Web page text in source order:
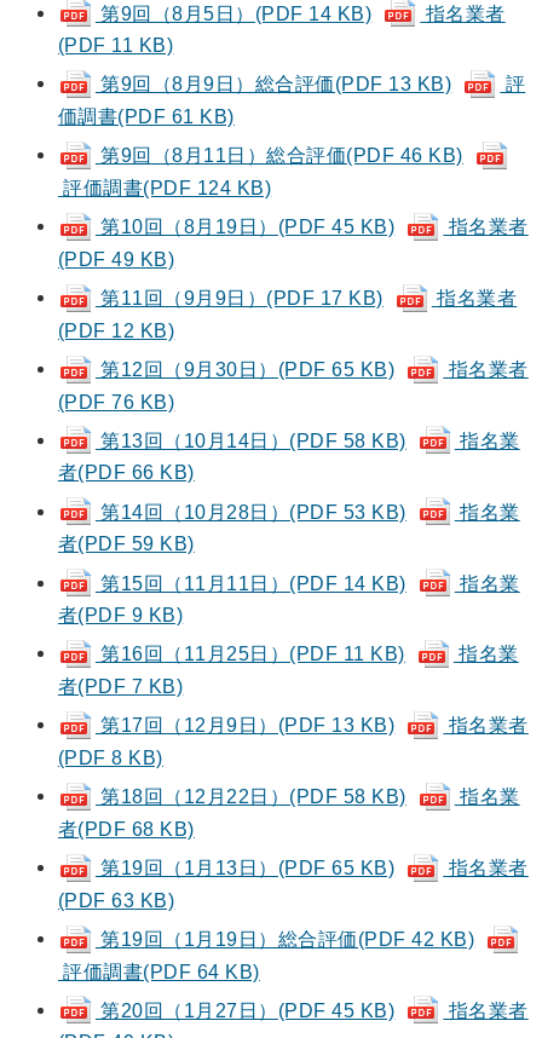
第9回（8月5日）(PDF 14 KB)
指名業者
(PDF 11 KB)
第9回（8月9日）総合評価(PDF 13 KB)
評
価調書(PDF 61 KB)
第9回（8月11日）総合評価(PDF 46 KB)
評価調書(PDF 124 KB)
第10回（8月19日）(PDF 45 KB)
指名業者
(PDF 49 KB)
第11回（9月9日）(PDF 17 KB)
指名業者
(PDF 12 KB)
第12回（9月30日）(PDF 65 KB)
指名業者
(PDF 76 KB)
第13回（10月14日）(PDF 58 KB)
指名業
者(PDF 66 KB)
第14回（10月28日）(PDF 53 KB)
指名業
者(PDF 59 KB)
第15回（11月11日）(PDF 14 KB)
指名業
者(PDF 9 KB)
第16回（11月25日）(PDF 11 KB)
指名業
者(PDF 7 KB)
第17回（12月9日）(PDF 13 KB)
指名業者
(PDF 8 KB)
第18回（12月22日）(PDF 58 KB)
指名業
者(PDF 68 KB)
第19回（1月13日）(PDF 65 KB)
指名業者
(PDF 63 KB)
第19回（1月19日）総合評価(PDF 42 KB)
評価調書(PDF 64 KB)
第20回（1月27日）(PDF 45 KB)
指名業者